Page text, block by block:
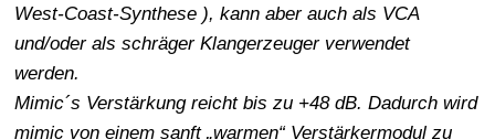
West-Coast-Synthese ), kann aber auch als VCA
und/oder als schräger Klangerzeuger verwendet
werden.
Mimic´s Verstärkung reicht bis zu +48 dB. Dadurch wird
mimic von einem sanft „warmen“ Verstärkermodul zu